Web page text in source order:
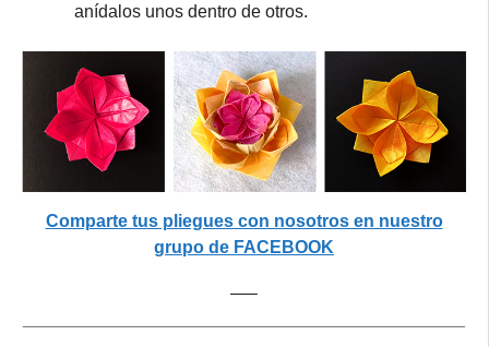
anídalos unos dentro de otros.
Comparte tus pliegues con nosotros en nuestro
grupo de FACEBOOK
—–